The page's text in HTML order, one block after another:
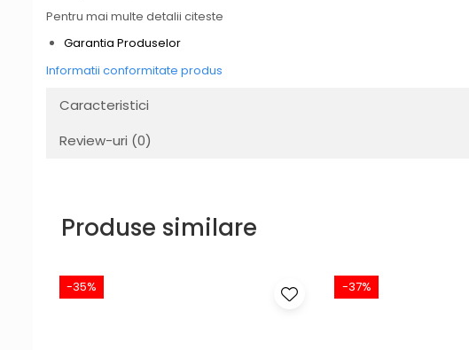
Pentru mai multe detalii citeste
Garantia Produselor
Informatii conformitate produs
Caracteristici
Review-uri (0)
Produse similare
-35% -37%